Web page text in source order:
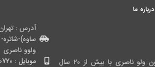
درباره ما
فروشگاه لوازم یدکی کامیون ولو ناصری با بیش از ۲۰ سال
ولوو ناصری
موبایل : 09127040720